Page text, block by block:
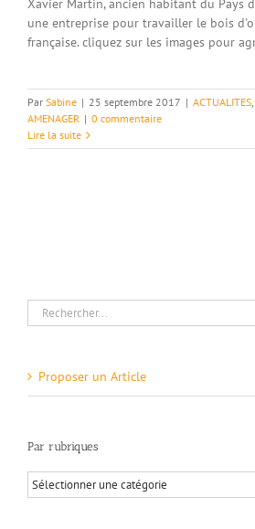
Xavier Martin, ancien habitant du Pays
une entreprise pour travailler le bois
française. cliquez sur les images pour
Par Sabine | 25 septembre 2017 | ACTUALITES,
AMENAGER | 0 commentaire
Lire la suite
Rechercher:
Proposer un Article
Par rubriques
Par
rubriques